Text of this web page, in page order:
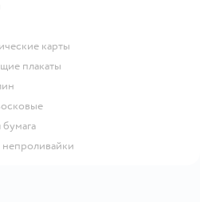
карты
плакаты
бумага
непроливайки